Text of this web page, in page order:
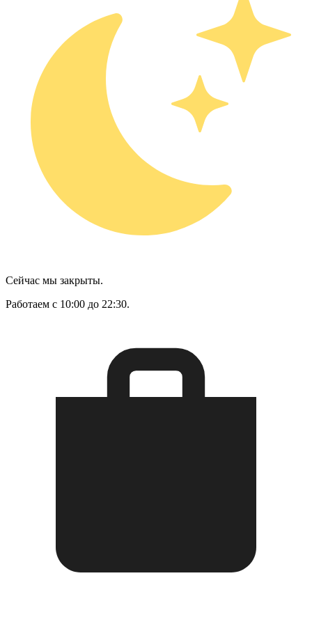
Сейчас мы закрыты.
Работаем с 10:00 до 22:30.